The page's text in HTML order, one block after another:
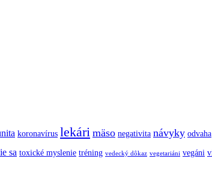
koronavírus lekári mäso negativita návyky odvaha
sa toxické myslenie tréning vedecký dôkaz vegetariáni vegáni